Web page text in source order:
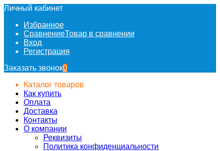
Личный кабинет
Избранное
СравнениеТовар в сравнении
Вход
Регистрация
Заказать звонок0
Каталог товаров
Как купить
Оплата
Доставка
Контакты
О компании
Реквизиты
Политика конфиденциальности